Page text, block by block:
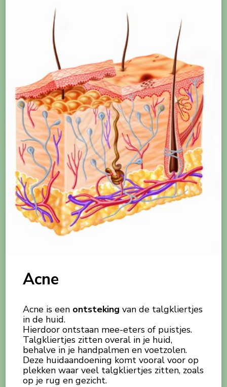
Acne
Acne is een ontsteking van de talgkliertjes
in de huid.
Hierdoor ontstaan mee-eters of puistjes.
Talgkliertjes zitten overal in je huid,
behalve in je handpalmen en voetzolen.
Deze huidaandoening komt vooral voor op
plekken waar veel talgkliertjes zitten, zoals
op je rug en gezicht.